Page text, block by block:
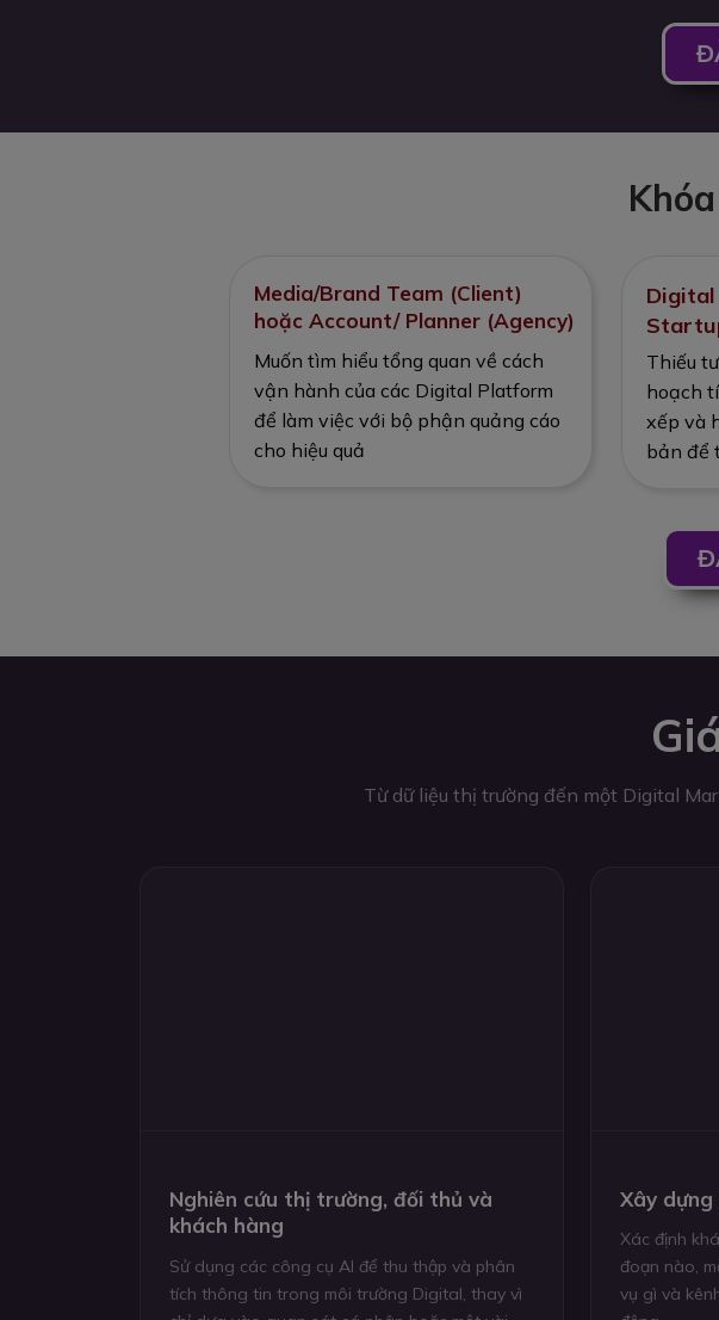
Muốn tìm hiểu tổng quan về cách
vận hành của các Digital Platform
để làm việc với bộ phận quảng cáo
cho hiệu quả
Media/Brand Team (Client)
hoặc Account/ Planner (Agency)
Thiếu
hoạch
xếp và
bản để
Từ dữ liệu thị trường đến một Digital
Nghiên cứu thị trường, đối thủ và
khách hàng
Sử dụng các công cụ AI để thu thập và phân
tích thông tin trong môi trường Digital, thay vì
Xây
Xác định
đoạn nào,
vụ gì và